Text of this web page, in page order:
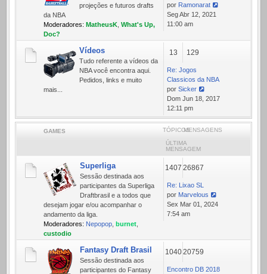
projeções e futuros drafts
da NBA
Moderadores: MatheusK What's Up,
Doc?
por Ramonarat
Ver
última
Seg Abr 12, 2021
11:00 am
Vídeos
Tudo referente a ví­deos da
NBA você encontra aqui.
Pedidos, links e muito
mais...
13 129
Re: Jogos
Classicos da NBA
por Sicker
Ver
última
mensagem
Dom Jun 18, 2017
12:11 pm
GAMES TÓPICOSMENSAGENS
ÚLTIMA
MENSAGEM
Superliga
Sessão destinada aos
participantes da Superliga
Draftbrasil e a todos que
desejam jogar e/ou acompanhar o
andamento da liga.
Moderadores: Nepopop burnet
custodio
1407 26867
Re: Lixao SL
por Marvelous
Ver
última
Sex Mar 01, 2024
7:54 am
Fantasy Draft Brasil
Sessão destinada aos
participantes do Fantasy
104020759
Encontro DB 2018